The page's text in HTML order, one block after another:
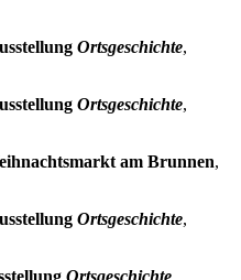
Ortsgeschichte,
Ortsgeschichte,
am Brunnen,
Ortsgeschichte,